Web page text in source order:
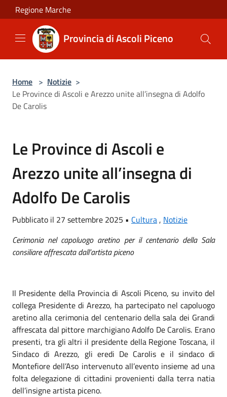
Salta al contenuto principale
Regione Marche
Provincia di Ascoli Piceno
Home > Notizie >
Le Province di Ascoli e Arezzo unite all’insegna di Adolfo
De Carolis
Le Province di Ascoli e
Arezzo unite all’insegna di
Adolfo De Carolis
Pubblicato il 27 settembre 2025 • Cultura, Notizie
Cerimonia nel capoluogo aretino per il centenario della Sala
consiliare affrescata dall’artista piceno
Il Presidente della Provincia di Ascoli Piceno, su invito del
collega Presidente di Arezzo, ha partecipato nel capoluogo
aretino alla cerimonia del centenario della sala dei Grandi
affrescata dal pittore marchigiano Adolfo De Carolis. Erano
presenti, tra gli altri il presidente della Regione Toscana, il
Sindaco di Arezzo, gli eredi De Carolis e il sindaco di
Montefiore dell’Aso intervenuto all’evento insieme ad una
folta delegazione di cittadini provenienti dalla terra natia
dell’insigne artista piceno.